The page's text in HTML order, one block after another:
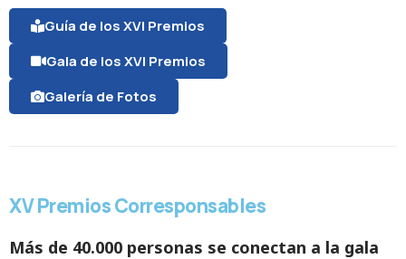
Guía de los XVI Premios
Gala de los XVI Premios
Galería de Fotos
XV Premios Corresponsables
Más de 40.000 personas se conectan a la gala